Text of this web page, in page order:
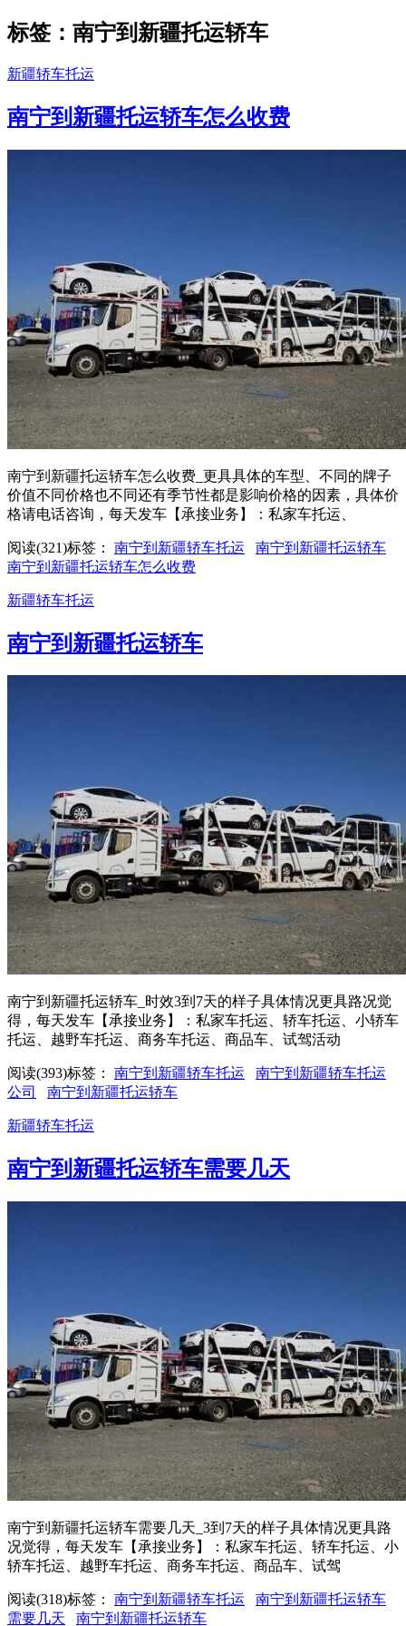
标签：南宁到新疆托运轿车
新疆轿车托运
南宁到新疆托运轿车怎么收费
南宁到新疆托运轿车怎么收费_更具具体的车型、不同的牌子
价值不同价格也不同还有季节性都是影响价格的因素，具体价
格请电话咨询，每天发车【承接业务】：私家车托运、
阅读(321)标签： 南宁到新疆轿车托运
南宁到新疆托运轿车
南宁到新疆托运轿车怎么收费
新疆轿车托运
南宁到新疆托运轿车
南宁到新疆托运轿车_时效3到7天的样子具体情况更具路况觉
得，每天发车【承接业务】：私家车托运、轿车托运、小轿车
托运、越野车托运、商务车托运、商品车、试驾活动
阅读(393)标签： 南宁到新疆轿车托运
南宁到新疆轿车托运
公司
南宁到新疆托运轿车
新疆轿车托运
南宁到新疆托运轿车需要几天
南宁到新疆托运轿车需要几天_3到7天的样子具体情况更具路
况觉得，每天发车【承接业务】：私家车托运、轿车托运、小
轿车托运、越野车托运、商务车托运、商品车、试驾
阅读(318)标签： 南宁到新疆轿车托运
南宁到新疆托运轿车
需要几天
南宁到新疆托运轿车